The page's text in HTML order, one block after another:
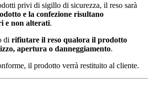
privi di sigillo di sicurezza, il reso sarà
e la confezione risultano
e non alterati.
di rifiutare il reso qualora il prodotto
apertura o danneggiamento.
il prodotto verrà restituito al cliente.